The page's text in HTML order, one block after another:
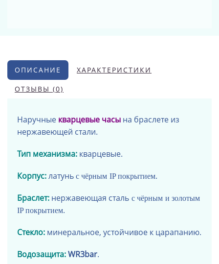
ОПИСАНИЕ ХАРАКТЕРИСТИКИ
ОТЗЫВЫ (0)
Наручные кварцевые часы на браслете из
нержавеющей стали.
Тип механизма: кварцевые.
Корпус:латунь с чёрным IP покрытием.
Браслет: нержавеющая сталь с чёрным и золотым
IP покрытием.
Стекло: минеральное, устойчивое к царапанию.
Водозащита:WR3bar.